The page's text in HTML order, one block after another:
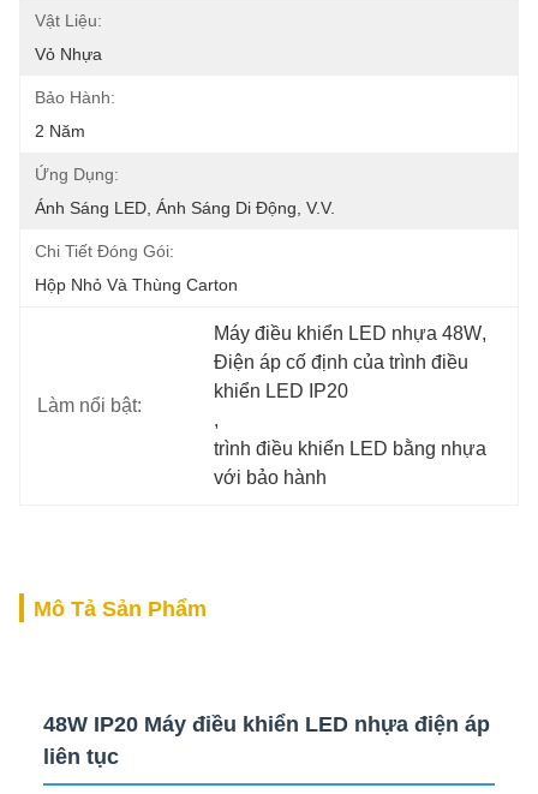
Vật Liệu:
Vỏ Nhựa
Bảo Hành:
2 Năm
Ứng Dụng:
Ánh Sáng LED, Ánh Sáng Di Động, V.v.
Chi Tiết Đóng Gói:
Hộp Nhỏ Và Thùng Carton
Làm nổi bật:
Máy điều khiển LED nhựa 48W,
Điện áp cố định của trình điều
khiển LED IP20
,
trình điều khiển LED bằng nhựa
với bảo hành
Mô Tả Sản Phẩm
48W IP20 Máy điều khiển LED nhựa điện áp
liên tục